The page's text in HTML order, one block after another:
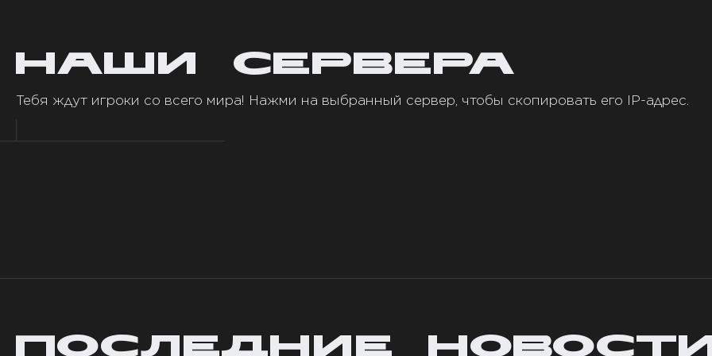
НАШИ СЕРВЕРА
Тебя ждут игроки со всего мира! Нажми на выбранный сервер, чтобы скопировать его IP-адрес.
ПОСЛЕДНИЕ